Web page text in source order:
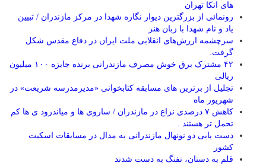
های اتکا تهران
رونمائی از بزرگترین دیوار نگاره شهدا در مرکز مازندران / تبیین
یاد و نام شهدا با زبان هنر
سرچشمه ارزش‌های انقلابی ملت ایران در دفاع مقدس شکل
گرفت.
۴۲ مشترک برق خوش مصرف مازندرانی برنده جایزه ۱۰۰ میلیون
ریالی
تجلیل از برترین های مسابقه کتابخوانی «مدیرمدرسه شریعت» در
شهریور ماه
کاهش ۷ درصدی نزاع در مازندران / ساروی ها و میاندرود ی ها کم
تحمل تر هستند‌ .
دست یابی دو نونهال مازندرانی به مدال در مسابقات اسکیت
کشور
قلم به دستان، تفنگ به دست شدند